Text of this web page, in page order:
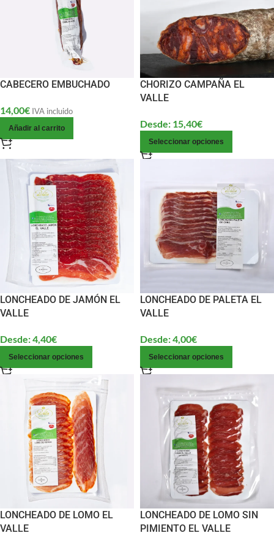
CABECERO EMBUCHADO
14,00€ IVA incluido
Añadir al carrito
CHORIZO CAMPAÑA EL
VALLE
Desde: 15,40€
Seleccionar opciones
LONCHEADO DE JAMÓN EL
VALLE
Desde:4,40€
Seleccionar opciones
LONCHEADO DE PALETA EL
VALLE
Desde:4,00€
Seleccionar opciones
LONCHEADO DE LOMO EL
VALLE
LONCHEADO DE LOMO SIN
PIMIENTO EL VALLE